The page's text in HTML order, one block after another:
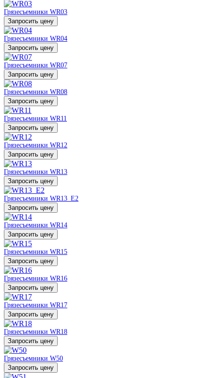
Грязесъемники WR03
Запросить цену
Грязесъемники WR04
Запросить цену
Грязесъемники WR07
Запросить цену
Грязесъемники WR08
Запросить цену
Грязесъемники WR11
Запросить цену
Грязесъемники WR12
Запросить цену
Грязесъемники WR13
Запросить цену
Грязесъемники WR13_E2
Запросить цену
Грязесъемники WR14
Запросить цену
Грязесъемники WR15
Запросить цену
Грязесъемники WR16
Запросить цену
Грязесъемники WR17
Запросить цену
Грязесъемники WR18
Запросить цену
Грязесъемники W50
Запросить цену